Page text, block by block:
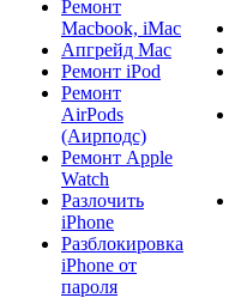
Ремонт
Macbook, iMac
Апгрейд Mac
Ремонт iPod
Ремонт
AirPods
(Аирподс)
Ремонт Apple
Watch
Разлочить
iPhone
Разблокировка
iPhone от
пароля